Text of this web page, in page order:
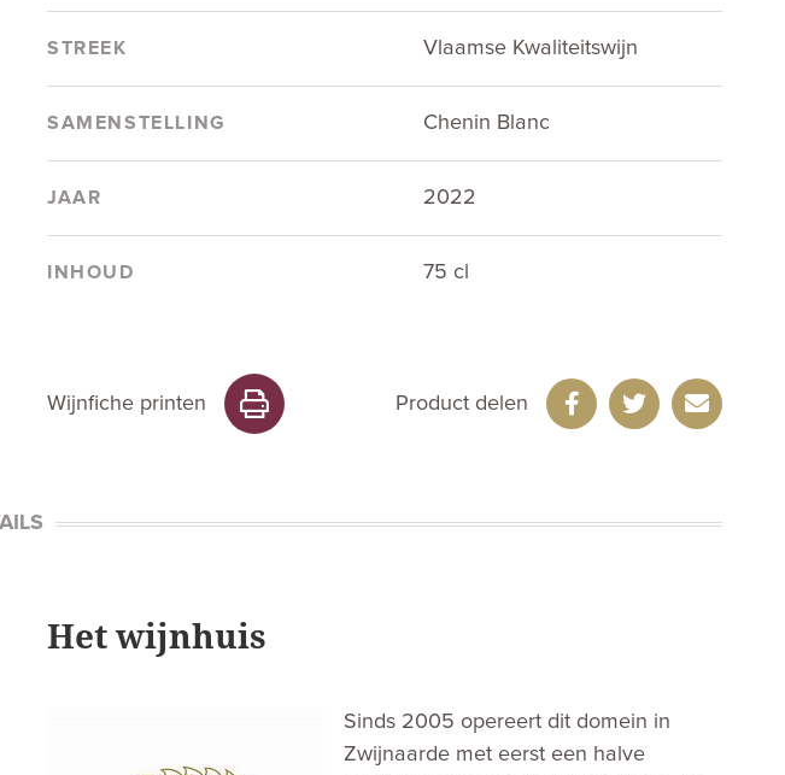
STREEK Vlaamse Kwaliteitswijn
SAMENSTELLING Chenin Blanc
JAAR 2022
INHOUD 75 cl
Wijnfiche printen Product delen
Het wijnhuis
Sinds 2005 opereert dit domein in
Zwijnaarde met eerst een halve